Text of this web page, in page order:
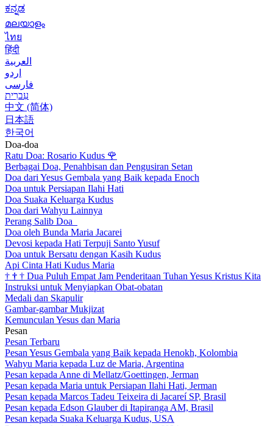
ಕನ್ನಡ
മലയാളം
ไทย
हिंदी
العربية
اردو
فارسی
עִברִית
中文 (简体)
日本語
한국어
Doa-doa
Ratu Doa: Rosario Kudus 🌹
Berbagai Doa, Penahbisan dan Pengusiran Setan
Doa dari Yesus Gembala yang Baik kepada Enoch
Doa untuk Persiapan Ilahi Hati
Doa Suaka Keluarga Kudus
Doa dari Wahyu Lainnya
Perang Salib Doa
Doa oleh Bunda Maria Jacarei
Devosi kepada Hati Terpuji Santo Yusuf
Doa untuk Bersatu dengan Kasih Kudus
Api Cinta Hati Kudus Maria
† † † Dua Puluh Empat Jam Penderitaan Tuhan Yesus Kristus Kita
Instruksi untuk Menyiapkan Obat-obatan
Medali dan Skapulir
Gambar-gambar Mukjizat
Kemunculan Yesus dan Maria
Pesan
Pesan Terbaru
Pesan Yesus Gembala yang Baik kepada Henokh, Kolombia
Wahyu Maria kepada Luz de Maria, Argentina
Pesan kepada Anne di Mellatz/Goettingen, Jerman
Pesan kepada Maria untuk Persiapan Ilahi Hati, Jerman
Pesan kepada Marcos Tadeu Teixeira di Jacareí SP, Brasil
Pesan kepada Edson Glauber di Itapiranga AM, Brasil
Pesan kepada Suaka Keluarga Kudus, USA